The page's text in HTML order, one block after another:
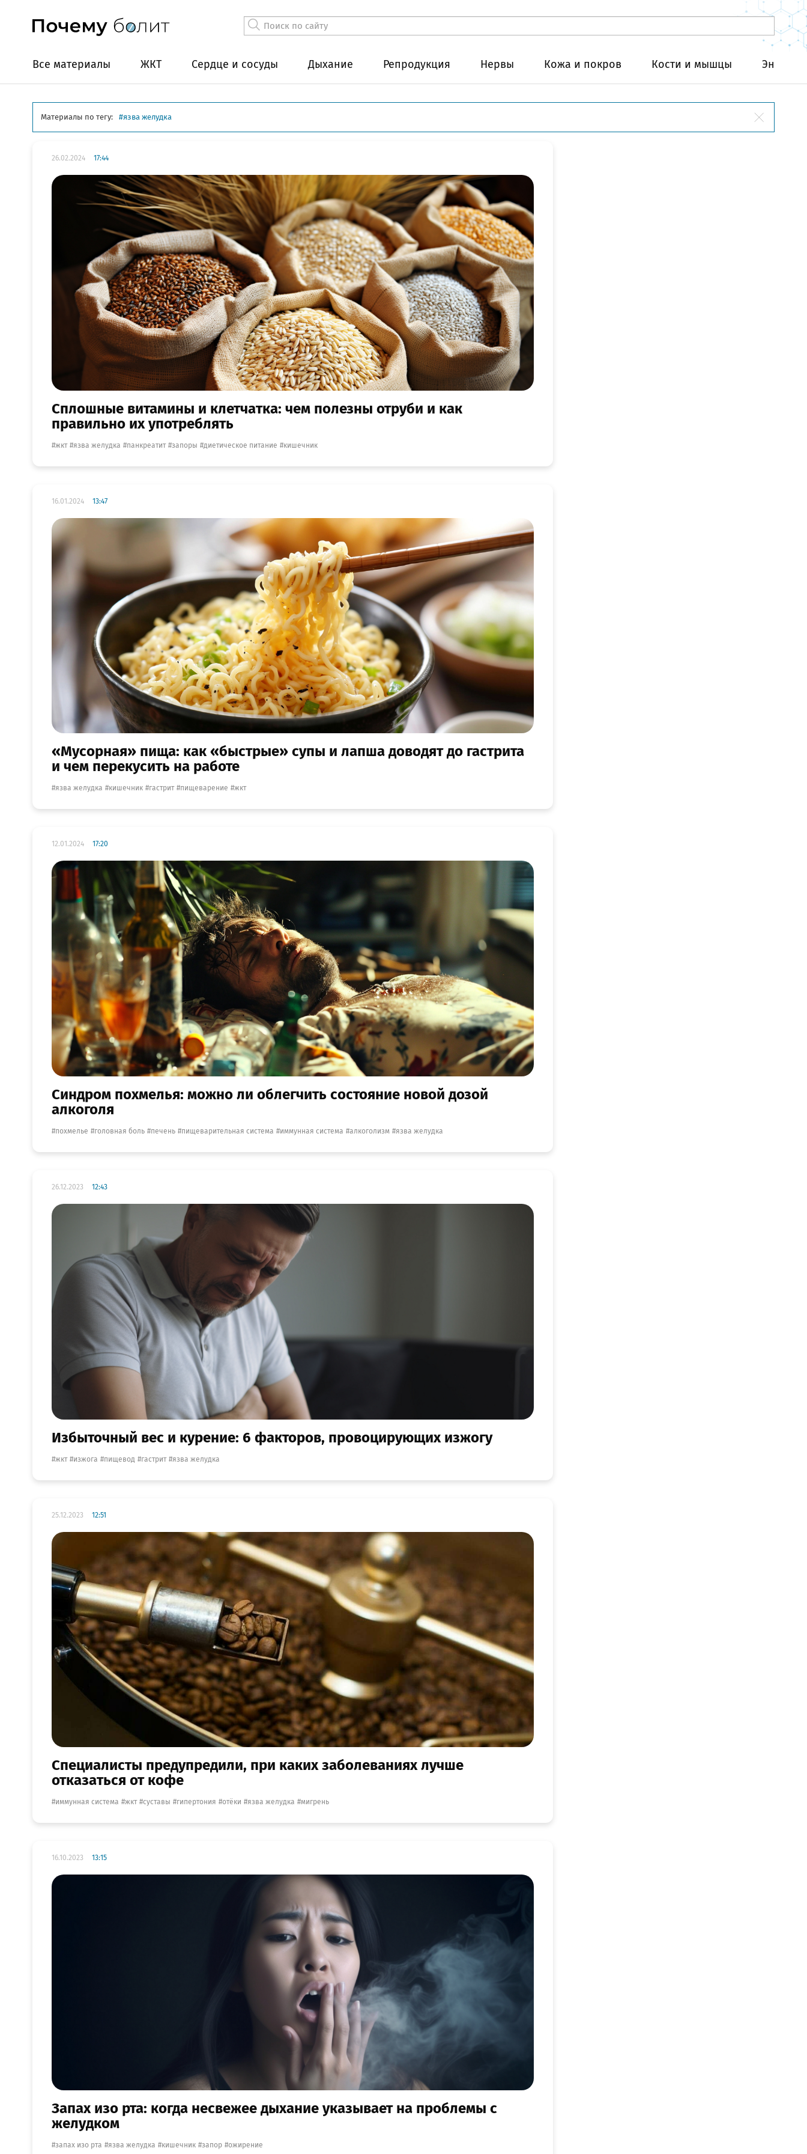
Все материалы ЖКТ Сердце и сосуды Дыхание Репродукция Нервы Кожа и покров Кости и мышцы
Материалы по тегу: язва желудка
26.02.2024 17:44
Сплошные витамины и клетчатка: чем полезны отруби и как
правильно их употреблять
жкт язва желудка панкреатит запоры диетическое питание кишечник
16.01.2024 13:47
«Мусорная» пища: как «быстрые» супы и лапша доводят до гастрита
и чем перекусить на работе
язва желудка кишечник гастрит пищеварение жкт
12.01.2024 17:20
Синдром похмелья: можно ли облегчить состояние новой дозой
алкоголя
похмелье головная боль печень пищеварительная система иммунная система алкоголизм язва желудка
26.12.2023 12:43
Избыточный вес и курение: 6 факторов, провоцирующих изжогу
жкт изжога пищевод гастрит язва желудка
25.12.2023 12:51
Специалисты предупредили, при каких заболеваниях лучше
отказаться от кофе
иммунная система жкт суставы гипертония отёки язва желудка мигрень
16.10.2023 13:15
Запах изо рта: когда несвежее дыхание указывает на проблемы с
желудком
запах изо рта язва желудка кишечник запор ожирение